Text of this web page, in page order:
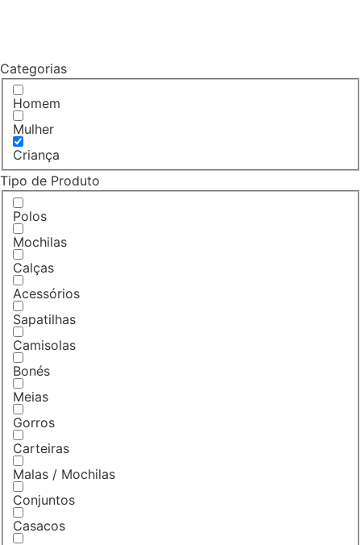
Categorias
Homem
Mulher
Criança
Tipo de Produto
Polos
Mochilas
Calças
Acessórios
Sapatilhas
Camisolas
Bonés
Meias
Gorros
Carteiras
Malas / Mochilas
Conjuntos
Casacos